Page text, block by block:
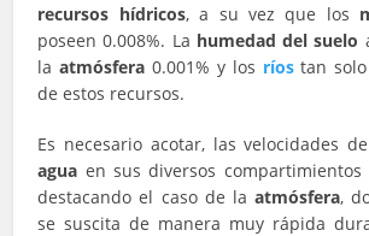
recursos hídricos, a su vez que los
poseen 0.008%. La humedad del suelo
laatmósfera 0.001% y los ríos tan
de estos recursos.
Es necesario acotar, las velocidades de
agua en sus diversos
destacando el caso de laatmósfera,
se suscita de manera muy rápida